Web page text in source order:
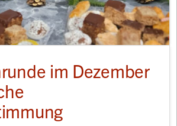
im Dezember